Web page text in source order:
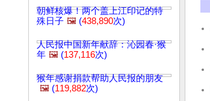
朝鲜核爆！两个盖上江印记的特
殊日子 🖼️ (438,890次)
人民报中国新年献辞：沁园春·猴
年 🖼️ (137,116次)
猴年感谢捐款帮助人民报的朋友
🖼️ (119,882次)